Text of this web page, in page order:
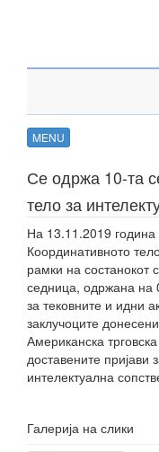
MENU
Се одржа 10-та
тело за
На 13.11.2019
Координативното
рамки на состанокот
седница, одржана на
за тековните и идни
заклучоците
Американска
доставените
интелектуална
Галерија на слики